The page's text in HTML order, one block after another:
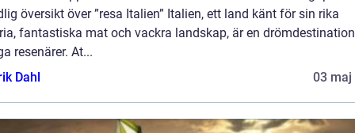
översikt över ”resa Italien” Italien, ett land känt för sin rika
fantastiska mat och vackra landskap, är en
resenärer. At...
Dahl
03 maj